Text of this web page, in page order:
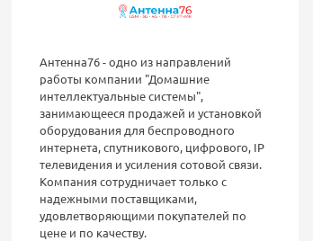
Антенна76 - одно из направлений
работы компании "Домашние
интеллектуальные системы",
занимающееся продажей и установкой
оборудования для беспроводного
интернета, спутникового, цифрового, IP
телевидения и усиления сотовой связи.
Компания сотрудничает только с
надежными поставщиками,
удовлетворяющими покупателей по
цене и по качеству.